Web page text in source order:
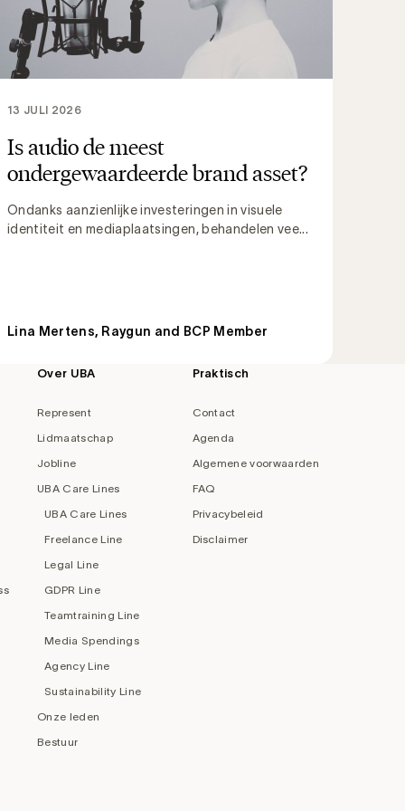
Is audio de meest
ondergewaardeerde brand asset?
Ondanks aanzienlijke investeringen in visuele
identiteit en mediaplaatsingen, behandelen vee...
13 JULI 2026
Lina Mertens, Raygun and BCP Member
Over UBA
Represent
Lidmaatschap
Jobline
UBA Care Lines
UBA Care Lines
Freelance Line
Legal Line
GDPR Line
Teamtraining Line
Media Spendings
Agency Line
Sustainability Line
Onze leden
Bestuur
Praktisch
Contact
Agenda
Algemene voorwaarden
FAQ
Privacybeleid
Disclaimer